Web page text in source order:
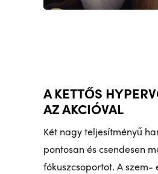
A KETTŐS
AZ AKCIÓVAL
Két nagy teljesítményű
pontosan és csendesen
fókuszcsoportot. A szem-